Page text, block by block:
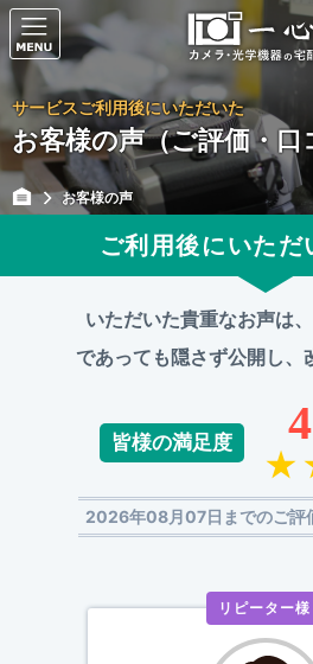
サービスご利用後にいただいた
お客様の声（ご評価・口
お客様の声
ご利用後にいただ
いただいた貴重なお声は
であっても 隠さず公開し、
皆様の満足度
2026年08月07日までのご評
リピーター様